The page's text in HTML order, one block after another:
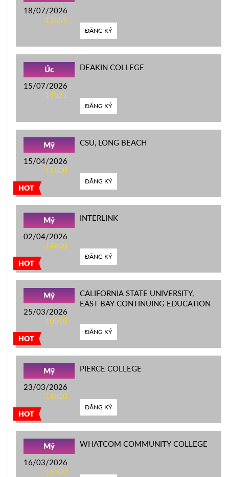
18/07/2026
13h59
ĐĂNG KÝ
Úc
15/07/2026
14h21
DEAKIN COLLEGE
ĐĂNG KÝ
HOT
Mỹ
15/04/2026
11h00
CSU, LONG BEACH
ĐĂNG KÝ
HOT
Mỹ
02/04/2026
14h00
INTERLINK
ĐĂNG KÝ
HOT
Mỹ
25/03/2026
10h00
CALIFORNIA STATE UNIVERSITY,
EAST BAY CONTINUING EDUCATION
ĐĂNG KÝ
HOT
Mỹ
23/03/2026
14h00
PIERCE COLLEGE
ĐĂNG KÝ
Mỹ
16/03/2026
16h00
WHATCOM COMMUNITY COLLEGE